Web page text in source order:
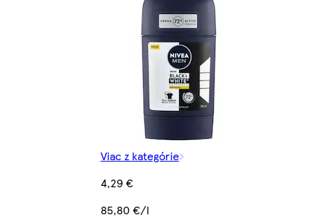
Viac z kategórie
4,29 €
85,80 €/l